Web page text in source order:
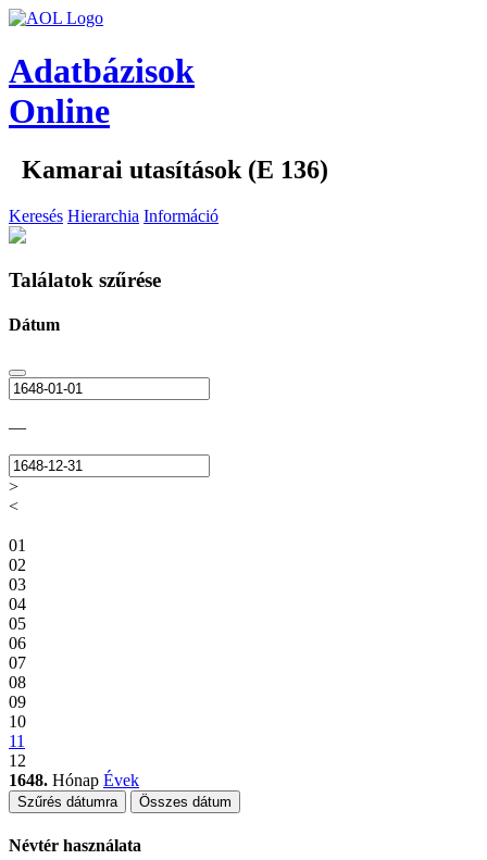
Adatbázisok
Online
Kamarai utasítások (E 136)
Keresés Hierarchia Információ
Találatok szűrése
Dátum
—
>
<
01
02
03
04
05
06
07
08
09
10
11
12
1648. Hónap Évek
Szűrés dátumra Összes dátum
Névtér használata